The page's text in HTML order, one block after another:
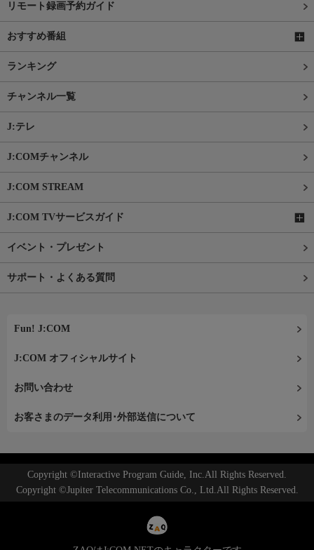
リモート録画予約ガイド
おすすめ番組
ランキング
チャンネル一覧
J:テレ
J:COMチャンネル
J:COM STREAM
J:COM TVサービスガイド
イベント・プレゼント
サポート・よくある質問
Fun! J:COM
J:COM オフィシャルサイト
お問い合わせ
お客さまのデータ利用･外部送信について
Copyright ©Interactive Program Guide, Inc.All Rights Reserved.
Copyright ©Jupiter Telecommunications Co., Ltd.All Rights Reserved.